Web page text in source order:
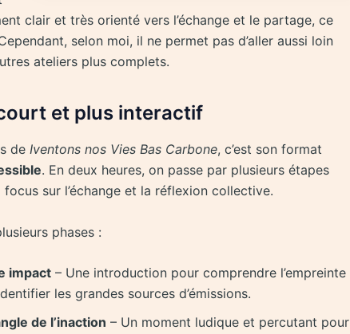
clair et très orienté vers l’échange et le partage, ce
selon moi, il ne permet pas d’aller aussi loin
ateliers plus complets.
et plus interactif
de Iventons nos Vies Bas Carbone, c’est son format
. En deux heures, on passe par plusieurs étapes
sur l’échange et la réflexion collective.
phases :
impact – Une introduction pour comprendre l’empreinte
les grandes sources d’émissions.
de l’inaction – Un moment ludique et percutant pour